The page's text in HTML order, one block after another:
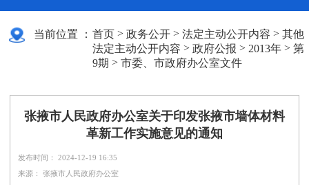
当前位置 ： 首页 >政务公开 >法定主动公开内容 >其他
法定主动公开内容 >政府公报 > 2013年 >第
9期 >市委、市政府办公室文件
张掖市人民政府办公室关于印发张掖市墙体材料
革新工作实施意见的通知
发布时间： 2024-12-19 16:35
来源： 张掖市人民政府办公室